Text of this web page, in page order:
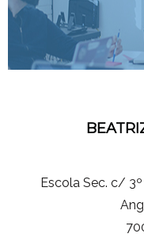
Escola Sec. c/